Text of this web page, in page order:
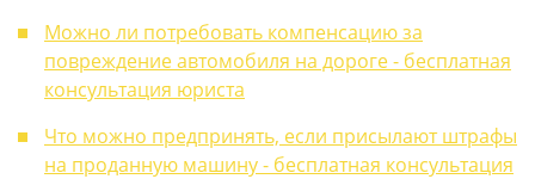
Можно ли потребовать компенсацию за
повреждение автомобиля на дороге - бесплатная
консультация юриста
Что можно предпринять, если присылают штрафы
на проданную машину - бесплатная консультация